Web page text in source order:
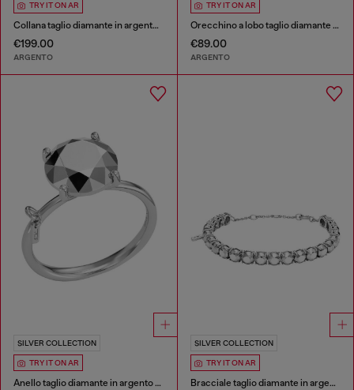
TRY IT ON AR
Collana taglio diamante in argento sterling
€199.00
ARGENTO
TRY IT ON AR
Orecchino a lobo taglio diamante in argento sterling
€89.00
ARGENTO
SILVER COLLECTION
TRY IT ON AR
Anello taglio diamante in argento sterling
SILVER COLLECTION
TRY IT ON AR
Bracciale taglio diamante in argento sterling